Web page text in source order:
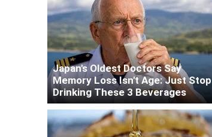
Japan's Oldest Doctors Say
Memory Loss Isn't Age: Just Stop
Drinking These 3 Beverages